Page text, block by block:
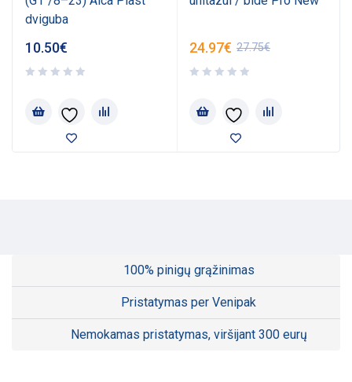
dviguba
10.50€ 27.75€
24.97€
100% pinigų grąžinimas
Pristatymas per Venipak
Nemokamas pristatymas, viršijant 300 eurų